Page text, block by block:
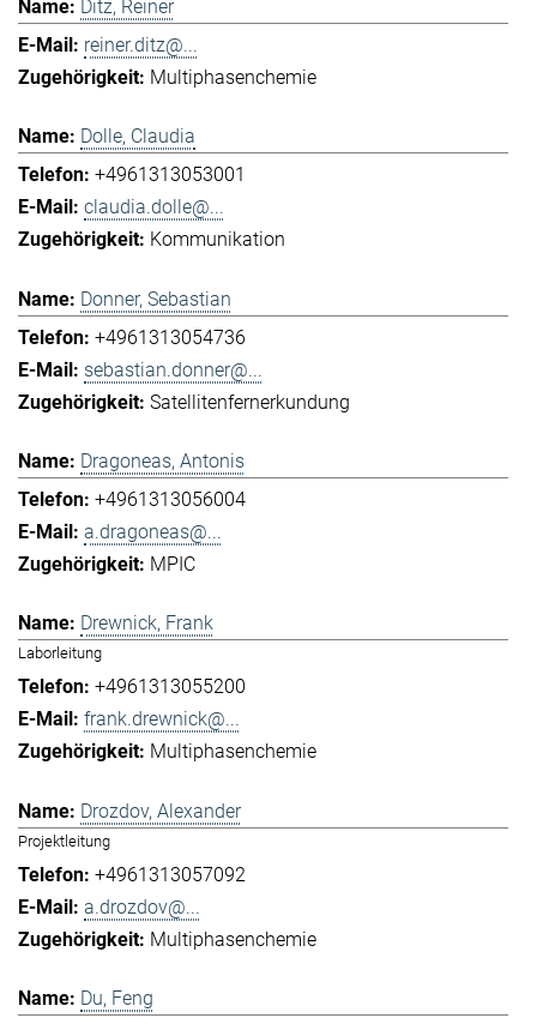
Ditz, Reiner
reiner.ditz@...
Multiphasenchemie
Dolle, Claudia
+4961313053001
claudia.dolle@...
Kommunikation
Donner, Sebastian
+4961313054736
sebastian.donner@...
Satellitenfernerkundung
Dragoneas, Antonis
+4961313056004
a.dragoneas@...
MPIC
Drewnick, Frank
Laborleitung
+4961313055200
frank.drewnick@...
Multiphasenchemie
Drozdov, Alexander
Projektleitung
+4961313057092
a.drozdov@...
Multiphasenchemie
Du, Feng